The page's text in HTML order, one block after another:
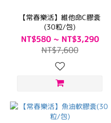
【常春樂活】維他命C膠囊
(30粒/包)
NT$580 ~ NT$3,290
NT$7,600